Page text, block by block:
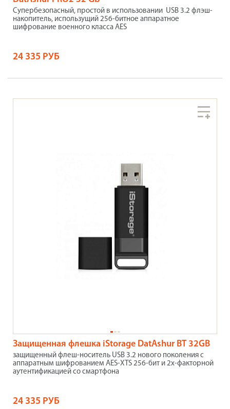
Супербезопасный, простой в использовании USB 3.2 флэш-
накопитель, использущий 256-битное аппаратное
шифрование военного класса AES
24 335 РУБ
Защищенная флешка iStorage DatAshur BT 32GB
защищенный флеш-носитель USB 3.2 нового поколения с
аппаратным шифрованием AES-XTS 256-бит и 2х-факторной
аутентификацией со смартфона
24 335 РУБ